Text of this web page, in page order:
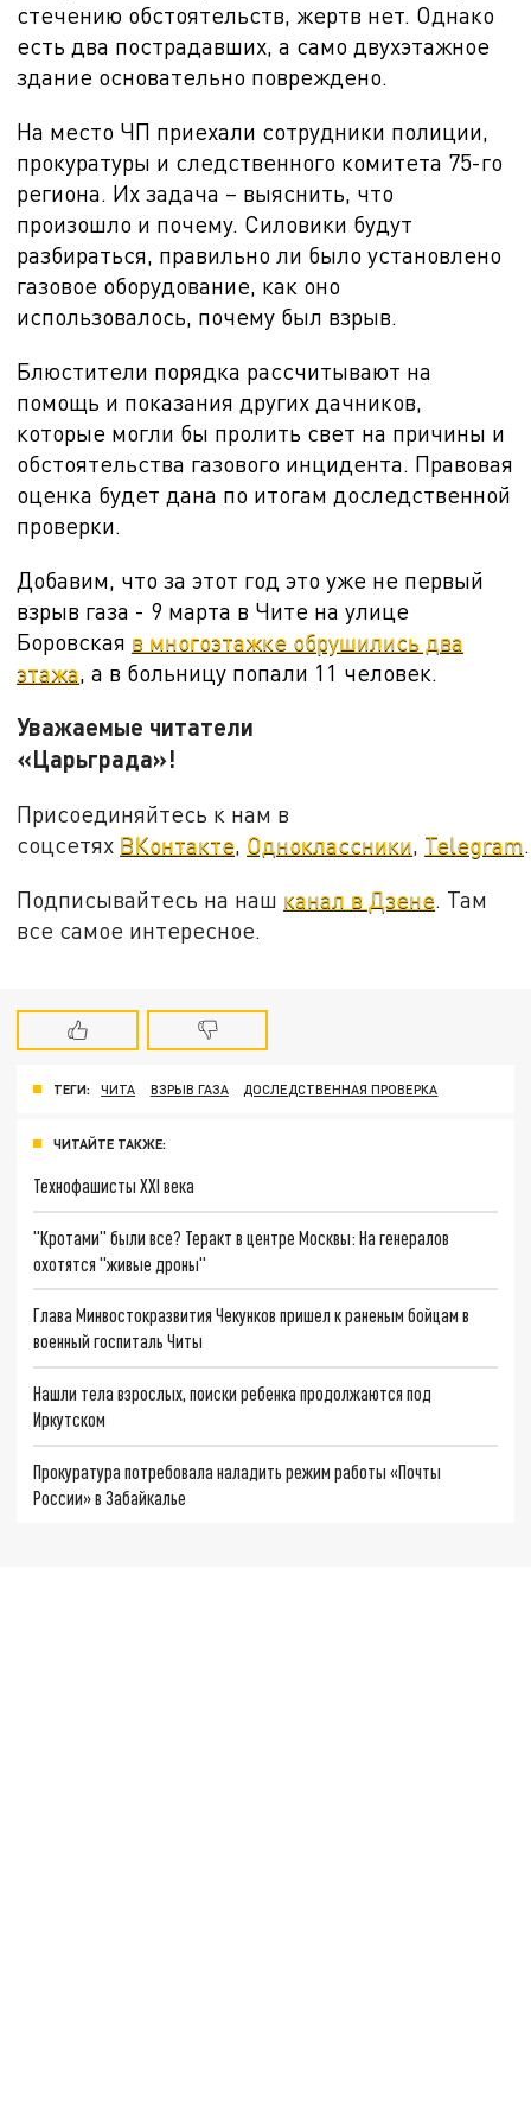
стечению обстоятельств, жертв нет. Однако
есть два пострадавших, а само двухэтажное
здание основательно повреждено.
На место ЧП приехали сотрудники полиции,
прокуратуры и следственного комитета 75-го
региона. Их задача – выяснить, что
произошло и почему. Силовики будут
разбираться, правильно ли было установлено
газовое оборудование, как оно
использовалось, почему был взрыв.
Блюстители порядка рассчитывают на
помощь и показания других дачников,
которые могли бы пролить свет на причины и
обстоятельства газового инцидента. Правовая
оценка будет дана по итогам доследственной
проверки.
Добавим, что за этот год это уже не первый
взрыв газа - 9 марта в Чите на улице
Боровская в многоэтажке обрушились два
этажа , а в больницу попали 11 человек.
Уважаемые читатели
«Царьграда»!
Присоединяйтесь к нам в
соцсетях ВКонтакте, Одноклассники, Telegram.
Подписывайтесь на наш канал в Дзене . Там
все самое интересное.
ТЕГИ: ЧИТА ВЗРЫВ ГАЗА ДОСЛЕДСТВЕННАЯ ПРОВЕРКА
ЧИТАЙТЕ ТАКЖЕ:
Технофашисты XXI века
"Кротами" были все? Теракт в центре Москвы: На генералов
охотятся "живые дроны"
Глава Минвостокразвития Чекунков пришел к раненым бойцам в
военный госпиталь Читы
Нашли тела взрослых, поиски ребенка продолжаются под
Иркутском
Прокуратура потребовала наладить режим работы «Почты
России» в Забайкалье